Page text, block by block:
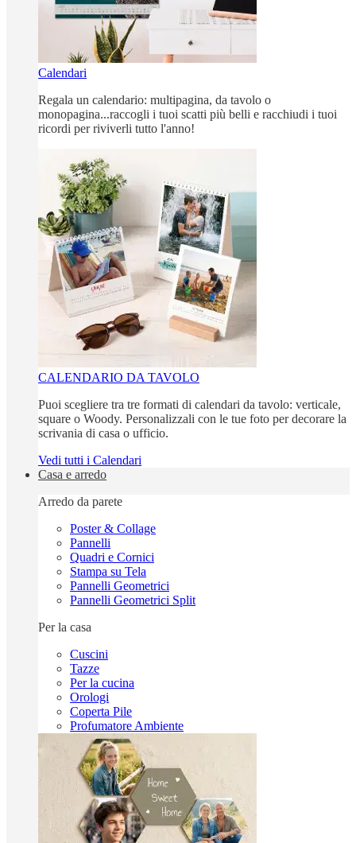
Calendari
Regala un calendario: multipagina, da tavolo o
monopagina...raccogli i tuoi scatti più belli e racchiudi i tuoi
ricordi per riviverli tutto l'anno!
CALENDARIO DA TAVOLO
Puoi scegliere tra tre formati di calendari da tavolo: verticale,
square o Woody. Personalizzali con le tue foto per decorare la
scrivania di casa o ufficio.
Vedi tutti i Calendari
Casa e arredo
Arredo da parete
Poster & Collage
Pannelli
Quadri e Cornici
Stampa su Tela
Pannelli Geometrici
Pannelli Geometrici Split
Per la casa
Cuscini
Tazze
Per la cucina
Orologi
Coperta Pile
Profumatore Ambiente